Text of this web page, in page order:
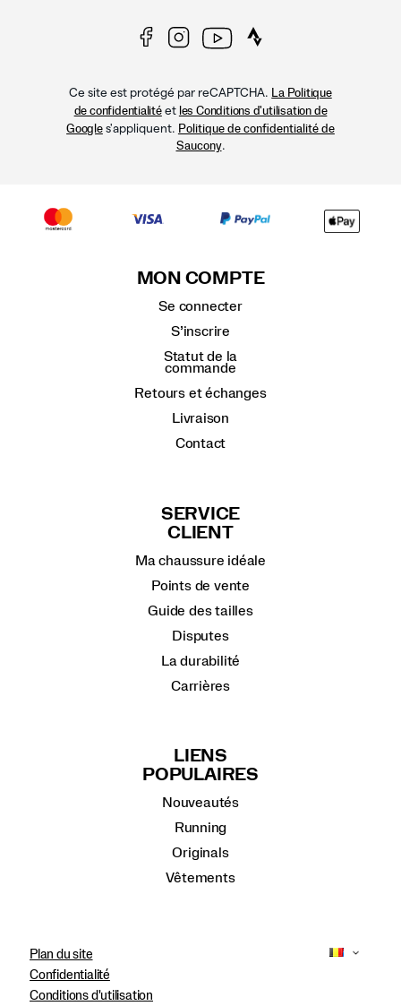
Ce site est protégé par reCAPTCHA. La Politique
de confidentialitéet les Conditions d'utilisation de
Googles'appliquent. Politique de confidentialité de
Saucony.
MON COMPTE
Se connecter
S’inscrire
Statut de la
commande
Retours et échanges
Livraison
Contact
SERVICE
CLIENT
Ma chaussure idéale
Points de vente
Guide des tailles
Disputes
La durabilité
Carrières
LIENS
POPULAIRES
Nouveautés
Running
Originals
Vêtements
Plan du site
Confidentialité
Conditions d'utilisation